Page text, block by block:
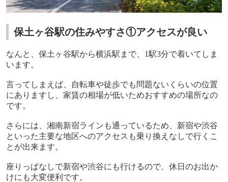
保土ヶ谷駅の住みやすさ①アクセスが良い
なんと、保土ヶ谷駅から横浜駅まで、 1駅3分で着いてしま
います。
言ってしまえば、自転車や徒歩でも問題ないくらいの位置
にありますし、家賃の相場が低いためおすすめの場所なの
です。
さらには、湘南新宿ラインも通っているため、新宿や渋谷
といった主要な地区へのアクセスも乗り換えなしで行くこ
とが出来ます。
座りっぱなしで新宿や渋谷にも行けるので、休日のお出か
けにも大変便利です。